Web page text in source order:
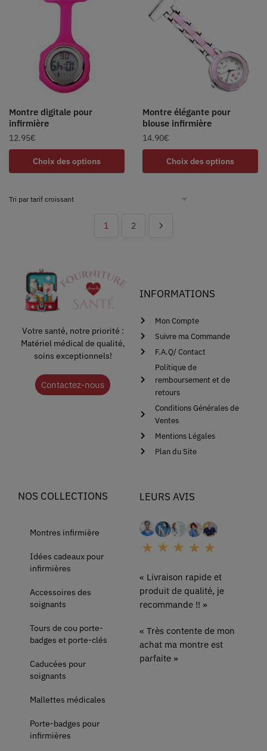
Montre digitale pour
infirmière
12.95€
Choix des options
Montre élégante pour
blouse infirmière
14.90€
Choix des options
1 2
Votre santé, notre priorité :
Matériel médical de qualité,
soins exceptionnels!
Contactez-nous
INFORMATIONS
Mon Compte
Suivre ma Commande
F.A.Q/ Contact
Politique de
remboursement et de
retours
Conditions Générales de
Ventes
Mentions Légales
Plan du Site
NOS COLLECTIONS
Montres infirmière
Idées cadeaux pour
infirmières
Accessoires des
soignants
Tours de cou porte-
badges et porte-clés
Caducées pour
soignants
Mallettes médicales
Porte-badges pour
infirmières
LEURS AVIS
« Livraison rapide et
produit de qualité, je
recommande !! »
« Très contente de mon
achat ma montre est
parfaite »